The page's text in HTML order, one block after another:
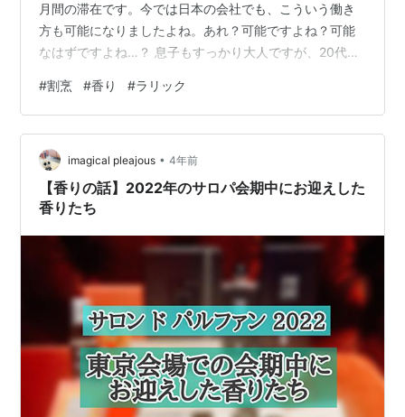
月間の滞在です。今では日本の会社でも、こういう働き
方も可能になりましたよね。あれ？可能ですよね？可能
なはずですよね…？ 息子もすっかり大人ですが、20代の
連れて行きました。若いうちにほんの一端でも上流の世
界を体験することは、今後の人生の羅針盤になると考え
ています。 見るからに贅沢なウニ乗せ胡麻豆腐の帆立餡
次々と旬の高級食材を総勢10皿ぐらいのお昼の料理でし
た。まながつおの味噌焼き美味かった~！いつ食べてもま
ながつおは裏切らない。とにかく日本酒に…
#割烹 #香り #ラリック
imagical pleajous • 4年前
【香りの話】2022年のサロパ会期中にお迎えした
香りたち